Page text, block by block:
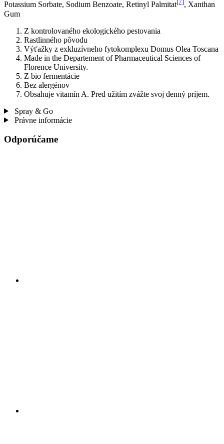
Potassium Sorbate, Sodium Benzoate, Retinyl Palmitat [7] , Xanthan
Gum
Z kontrolovaného ekologického pestovania
Rastlinného pôvodu
Výťažky z exkluzívneho fytokomplexu Domus Olea Toscana
Made in the Departement of Pharmaceutical Sciences of
Florence University.
Z bio fermentácie
Bez alergénov
Obsahuje vitamín A. Pred užitím zvážte svoj denný príjem.
Spray & Go
Právne informácie
Odporúčame